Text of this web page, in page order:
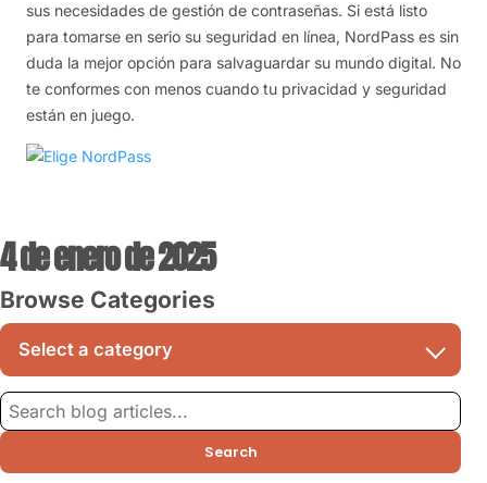
sus necesidades de gestión de contraseñas. Si está listo
para tomarse en serio su seguridad en línea, NordPass es sin
duda la mejor opción para salvaguardar su mundo digital. No
te conformes con menos cuando tu privacidad y seguridad
están en juego.
4 de enero de 2025
Browse Categories
Search